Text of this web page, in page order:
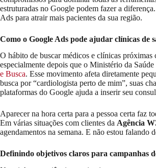
estruturadas no Google podem fazer a
Ads para atrair mais pacientes da sua região.
Como o Google Ads pode ajudar clínicas de
O hábito de buscar médicos e clínicas
especialmente depois que o Ministério da
e Busca. Esse movimento afeta diretamente
busca por “cardiologista perto de mim”, suas
plataformas do Google ajuda a inserir seu
Aparecer na hora certa para a pessoa certa faz
Em várias situações com clientes da Agência
agendamentos na semana. E não estou falando
Definindo objetivos claros para campanhas